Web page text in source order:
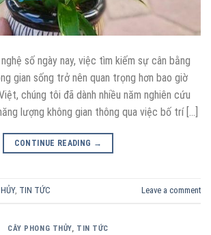
số ngày nay, việc tìm kiếm sự cân bằng
gian sống trở nên quan trọng hơn bao giờ
chúng tôi đã dành nhiều năm nghiên cứu
lượng không gian thông qua việc bố trí […]
CONTINUE READING →
, TIN TỨC Leave a comment
CÂY PHONG THỦY, TIN TỨC